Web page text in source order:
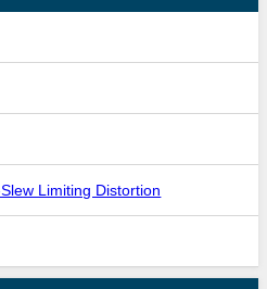
Limiting Distortion